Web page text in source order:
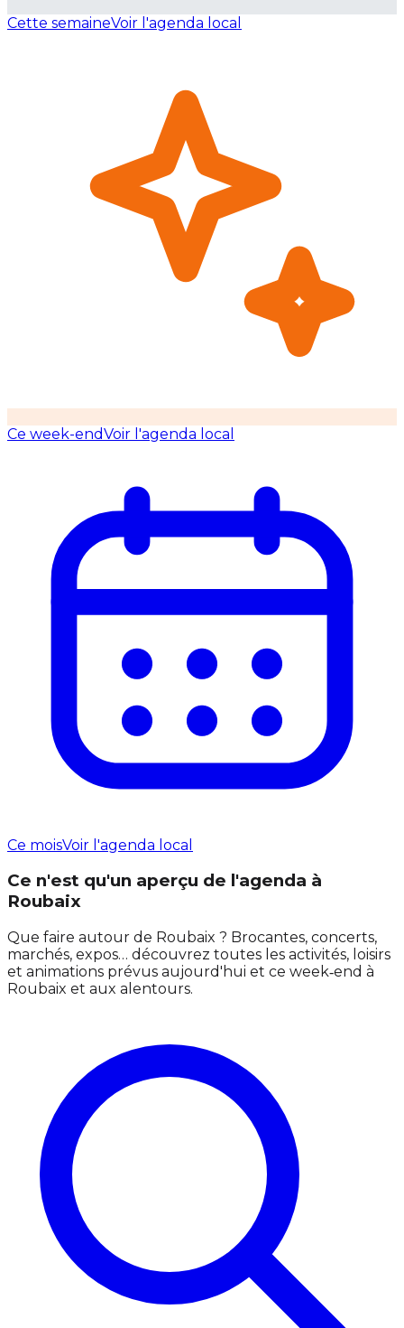
Cette semaineVoir l'agenda local
Ce week-endVoir l'agenda local
Ce moisVoir l'agenda local
Ce n'est qu'un aperçu de l'agenda à
Roubaix
Que faire autour de Roubaix ? Brocantes, concerts,
marchés, expos… découvrez toutes les activités, loisirs
et animations prévus aujourd'hui et ce week‑end à
Roubaix et aux alentours.